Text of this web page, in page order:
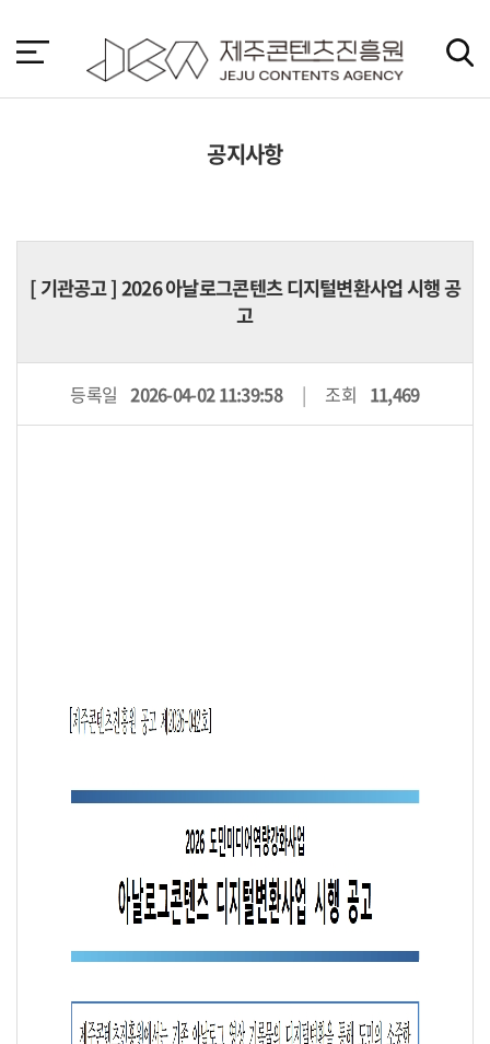
바
가
공지사항
[기관공고] 2026 아날로그콘텐츠 디지털변환사업 시행 공
고
등록일 2026-04-02 11:39:58 조회 11,469